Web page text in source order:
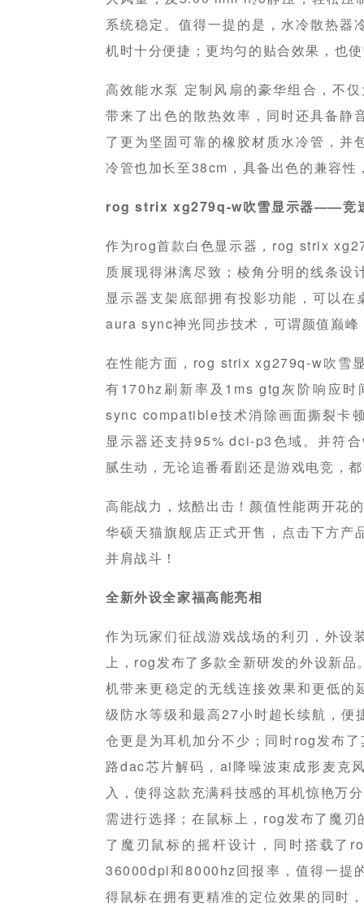
系统稳定。值得一提的是，水冷散热器
机时十分便捷；更均匀的贴合效果，也
高效能水泵 定制风扇的豪华组合，不
带来了出色的散热效率，同时还具备静
了更为坚固可靠的橡胶材质水冷管，并
冷管也加长至38cm，具备出色的兼容
rog strix xg279q-w吹雪显示器——竞
作为rog首款白色显示器，rog strix
质展现得淋漓尽致；棱角分明的线条
显示器支架底部拥有投影功能，可以
aura sync神光同步技术，可谓颜值巅峰
在性能方面，rog strix xg279q-w吹雪
有170hz刷新率及1ms gtg灰阶响应
sync compatible技术消除画面撕裂卡
显示器还支持95% dci-p3色域。并符
腻生动，无论追番看剧还是游戏电竞，
高能战力，炫酷出击！颜值性能两开花
华硕天猫旗舰店正式开售，点击下方
并肩战斗！
全新外设全家福高能亮相
作为玩家们征战游戏战场的利刃，外设
上，rog发布了多款全新研发的外设新
机带来更稳定的无线连接效果和更低
级防水等级和最高27小时超长续航，
仓更是为耳机加分不少；同时rog发布
路dac芯片解码，ai降噪波束成形麦克
入，使得这款充满科技感的耳机惊艳万
需进行选择；在鼠标上，rog发布了魔
了魔刃鼠标的摇杆设计，同时搭载了
36000dpi和8000hz回报率，值得一提
得鼠标在拥有更精准的定位效果的同时